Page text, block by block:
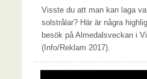
Visste du att man kan laga
solstrålar? Här är några
besök på Almedalsveckan i
(Info/Reklam 2017).